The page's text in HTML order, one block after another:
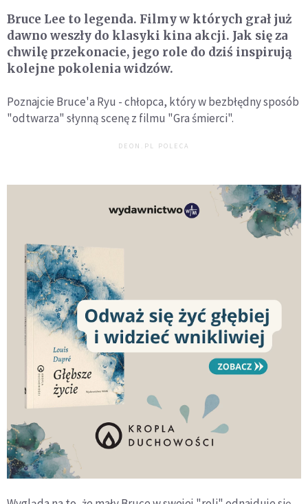
Bruce Lee to legenda. Filmy w których grał już
dawno weszły do klasyki kina akcji. Jak się za
chwilę przekonacie, jego role do dziś inspirują
kolejne pokolenia widzów.
Poznajcie Bruce'a Ryu - chłopca, który w bezbłędny sposób
"odtwarza" słynną scenę z filmu "Gra śmierci".
DEON.PL POLECA